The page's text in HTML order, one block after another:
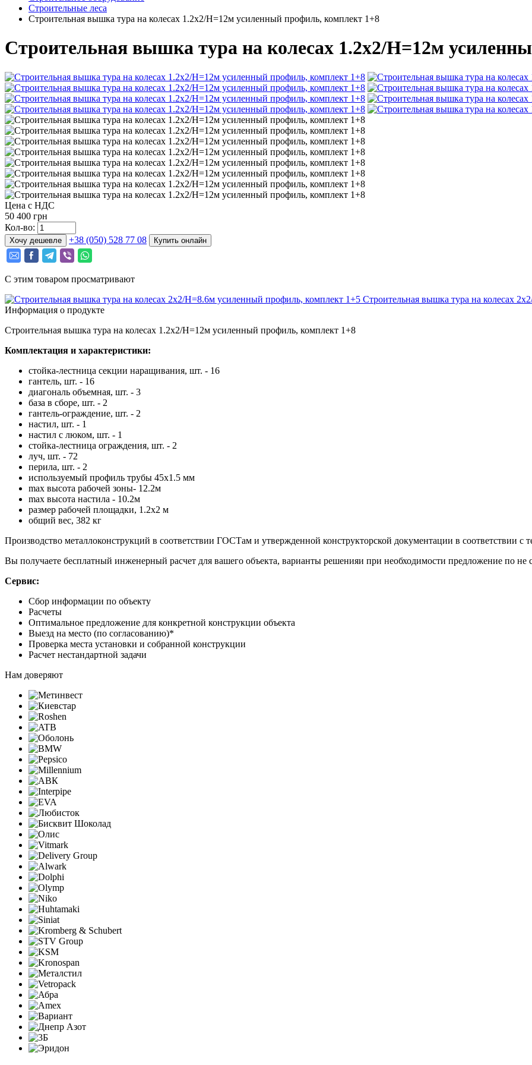
Строительные леса
Строительная вышка тура на колесах 1.2х2/Н=12м усиленный профиль, комплект 1+8
Строительная вышка тура на колесах 1.2х2/Н=12м
Цена с НДС
50 400 грн
Кол-во:
Хочу дешевле +38 (050) 528 77 08 Купить онлайн
С этим товаром просматривают
Строительная вышка тура на колесах
Информация о продукте
Строительная вышка тура на колесах 1.2х2/Н=12м усиленный профиль, комплект 1+8
Комплектация и характеристики:
стойка-лестница секции наращивания, шт. - 16
гантель, шт. - 16
диагональ объемная, шт. - 3
база в сборе, шт. - 2
гантель-ограждение, шт. - 2
настил, шт. - 1
настил с люком, шт. - 1
стойка-лестница ограждения, шт. - 2
луч, шт. - 72
перила, шт. - 2
используемый профиль трубы 45х1.5 мм
max высота рабочей зоны- 12.2м
max высота настила - 10.2м
размер рабочей площадки, 1.2х2 м
общий вес, 382 кг
Производство металлоконструкций в соответствии ГОСТам и утвержденной конструкторской документации в соответствии с
Вы получаете бесплатный инженерный расчет для вашего объекта, варианты решенияи при необходимости предложение по не
Сервис:
Сбор информации по объекту
Расчеты
Оптимальное предложение для конкретной конструкции объекта
Выезд на место (по согласованию)*
Проверка места установки и собранной конструкции
Расчет нестандартной задачи
Нам доверяют